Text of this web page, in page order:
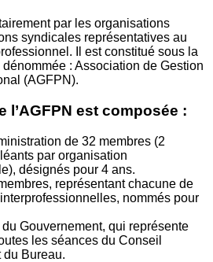
par les organisations
syndicales représentatives au
Il est constitué sous la
: Association de Gestion
(AGFPN).
l’AGFPN est composée :
de 32 membres (2
par organisation
désignés pour 4 ans.
représentant chacune de
nommés pour
Gouvernement, qui représente
les séances du Conseil
du Bureau.